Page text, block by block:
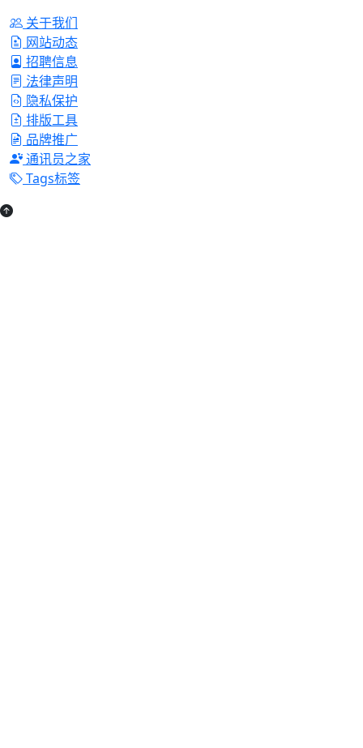
关于我们
网站动态
招聘信息
法律声明
隐私保护
排版工具
品牌推广
通讯员之家
Tags标签